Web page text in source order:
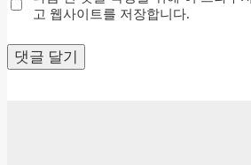
고 웹사이트를 저장합니다.